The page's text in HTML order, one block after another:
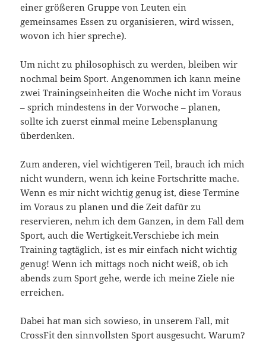
einer größeren Gruppe von Leuten ein
gemeinsames Essen zu organisieren, wird wissen,
wovon ich hier spreche).
Um nicht zu philosophisch zu werden, bleiben wir
nochmal beim Sport. Angenommen ich kann meine
zwei Trainingseinheiten die Woche nicht im Voraus
– sprich mindestens in der Vorwoche – planen,
sollte ich zuerst einmal meine Lebensplanung
überdenken.
Zum anderen, viel wichtigeren Teil, brauch ich mich
nicht wundern, wenn ich keine Fortschritte mache.
Wenn es mir nicht wichtig genug ist, diese Termine
im Voraus zu planen und die Zeit dafür zu
reservieren, nehm ich dem Ganzen, in dem Fall dem
Sport, auch die Wertigkeit.Verschiebe ich mein
Training tagtäglich, ist es mir einfach nicht wichtig
genug! Wenn ich mittags noch nicht weiß, ob ich
abends zum Sport gehe, werde ich meine Ziele nie
erreichen.
Dabei hat man sich sowieso, in unserem Fall, mit
CrossFit den sinnvollsten Sport ausgesucht. Warum?